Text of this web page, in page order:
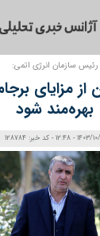
رئیس سازمان انرژی اتمی:
از مزایای
بهره‌مند شود
- 12:48 - کد خبر: 128784